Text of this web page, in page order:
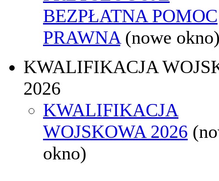
BEZPŁATNA POMOC
PRAWNA (nowe
KWALIFIKACJA
2026
KWALIFIKACJA
WOJSKOWA 2026
okno)